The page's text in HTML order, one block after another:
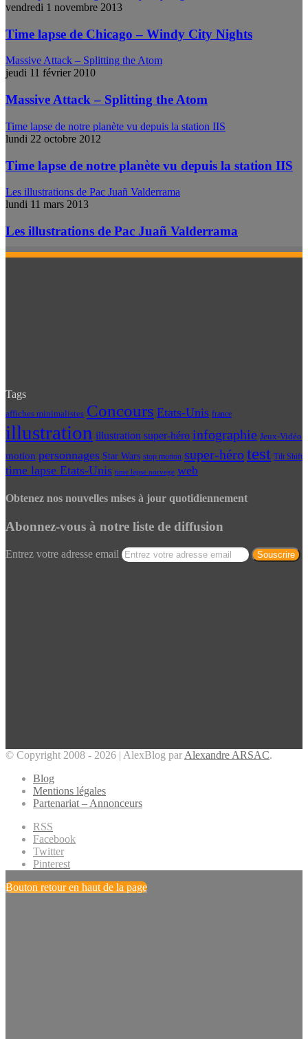
vendredi 1 novembre 2013
Time lapse de Chicago – Windy City Nights
Massive Attack – Splitting the Atom
jeudi 11 février 2010
Massive Attack – Splitting the Atom
Time lapse de notre planète vu depuis la station IIS
lundi 22 octobre 2012
Time lapse de notre planète vu depuis la station IIS
Les illustrations de Pac Juañ Valderrama
lundi 11 mars 2013
Les illustrations de Pac Juañ Valderrama
Tags
affiches minimalistes Concours Etats-Unis france
illustration illustration super-héro infographie Jeux-Vidéo
motion personnages Star Wars stop motion super-hérotest Tilt Shift
time lapse Etats-Unis time lapse norvege web
Obtenez nos nouvelles mises à jour quotidiennement
Abonnez-vous à notre liste de diffusion
Entrez votre adresse email
© Copyright 2008 - 2026 | AlexBlog par Alexandre ARSAC.
Blog
Mentions légales
Partenariat – Annonceurs
RSS
Facebook
Twitter
Pinterest
Bouton retour en haut de la page